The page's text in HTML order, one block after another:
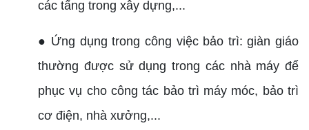
các tấng trong xây dựng,...
● Ứng dụng trong công việc bảo trì: giàn giáo
thường được sử dụng trong các nhà máy để
phục vụ cho công tác bảo trì máy móc, bảo trì
cơ điện, nhà xưởng,...